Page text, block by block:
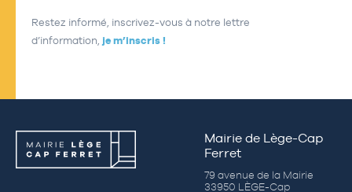
Restez informé, inscrivez-vous à notre lettre
d’information, je m’inscris !
Mairie de Lège-Cap
Ferret
79 avenue de la Mairie
33950 LÈGE-Cap